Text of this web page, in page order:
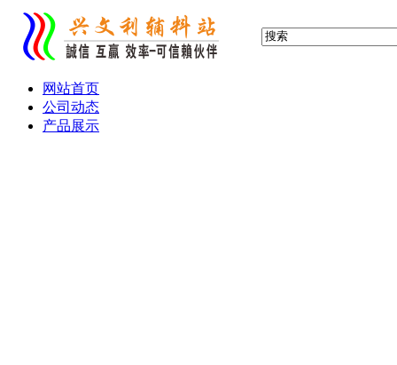
网站首页
公司动态
产品展示